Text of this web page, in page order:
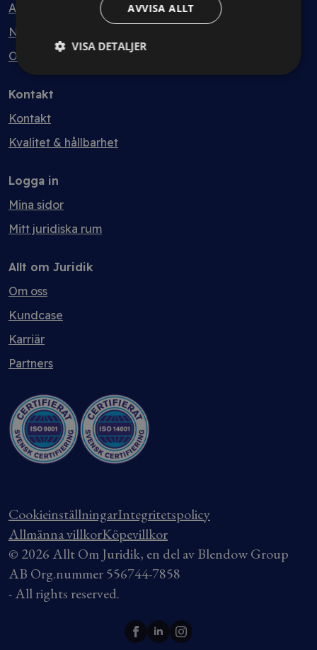
Avtalsmallar
Nyheter
Ordlista
Kontakt
Kontakt
Kvalitet & hållbarhet
Logga in
Mina sidor
Mitt juridiska rum
Allt om Juridik
Om oss
Kundcase
Karriär
Partners
CookieinställningarIntegritetspolicy
Allmänna villkorKöpevillkor
© 2026 Allt Om Juridik, en del av Blendow Group
AB Org.nummer 556744-7858
- All rights reserved.
AVVISA ALLT
VISA DETALJER